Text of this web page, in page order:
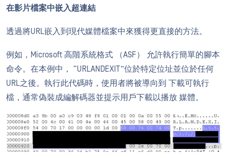
在影片檔案中嵌入超連結
透過將URL嵌入到現代媒體檔案中來獲得更直接的方法。
例如，Microsoft 高階系統格式 （ASF） 允許執行簡單的腳本
命令。在本例中， “URLANDEXIT”位於特定位址並位於任何
URL之後。執行此代碼時，使用者將被導向到 下載可執行
檔，通常偽裝成編解碼器並提示用戶下載以播放 媒體。